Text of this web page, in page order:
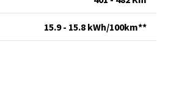
15.9 - 15.8 kWh/100km**